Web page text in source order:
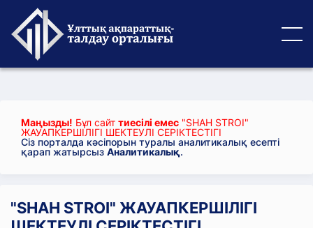
Маңызды! Бұл сайт тиесілі емес "SHAH STROI"
ЖАУАПКЕРШІЛІГІ ШЕКТЕУЛІ СЕРІКТЕСТІГІ
Сіз порталда кәсіпорын туралы аналитикалық есепті
қарап жатырсыз Аналитикалық.
"SHAH STROI" ЖАУАПКЕРШІЛІГІ